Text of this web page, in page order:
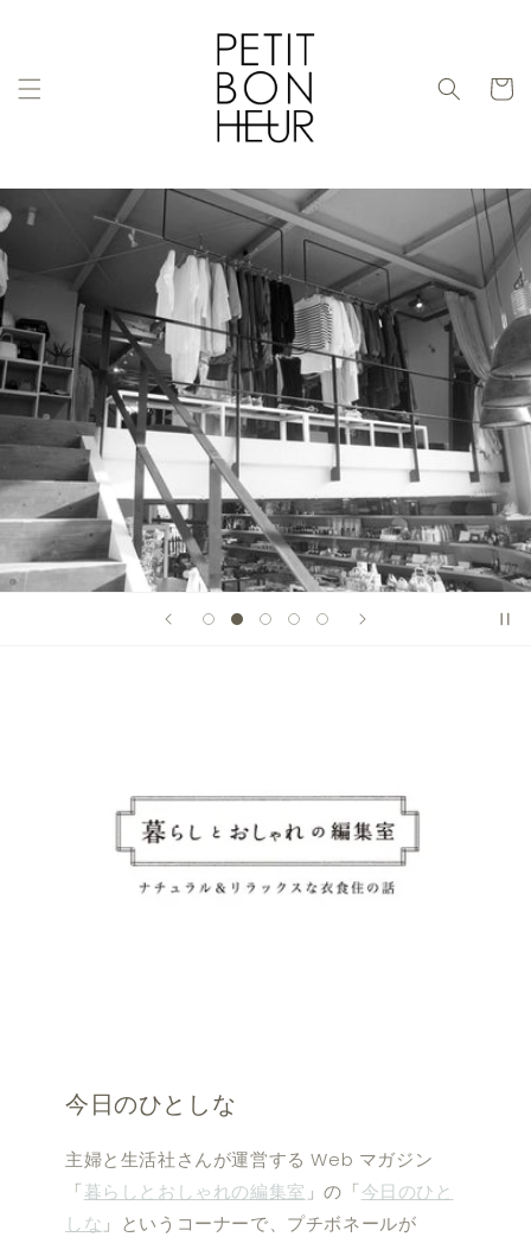
ー
今日のひとしな
主婦と生活社さんが運営する Web マガジン
「暮らしとおしゃれの編集室 」の「今日のひと
しな 」というコーナーで、プチボネールが